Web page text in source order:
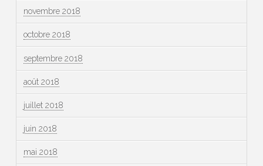
novembre 2018
octobre 2018
septembre 2018
août 2018
juillet 2018
juin 2018
mai 2018